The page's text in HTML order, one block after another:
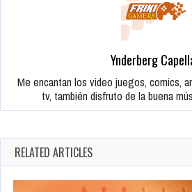
Ynderberg
Me encantan los video juegos, comics,
tv, también disfruto de la buena
RELATED ARTICLES